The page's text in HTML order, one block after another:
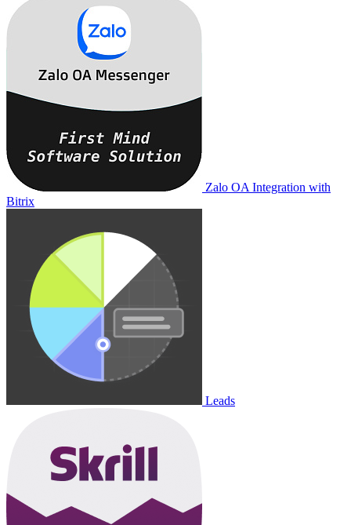
Zalo OA Integration with
Bitrix
Leads